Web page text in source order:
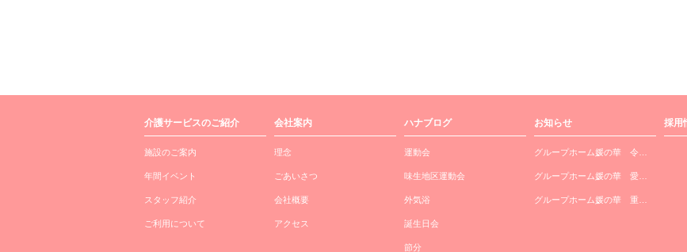
介護サービスのご紹介
施設のご案内
年間イベント
スタッフ紹介
ご利用について
会社案内
理念
ごあいさつ
会社概要
アクセス
ハナブログ
運動会
味生地区運動会
外気浴
誕生日会
節分
お知らせ
グループホーム媛の華 令…
グループホーム媛の華 愛…
グループホーム媛の華 重…
採用